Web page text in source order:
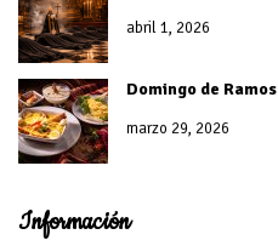
abril 1, 2026
Domingo de Ramos
marzo 29, 2026
Información